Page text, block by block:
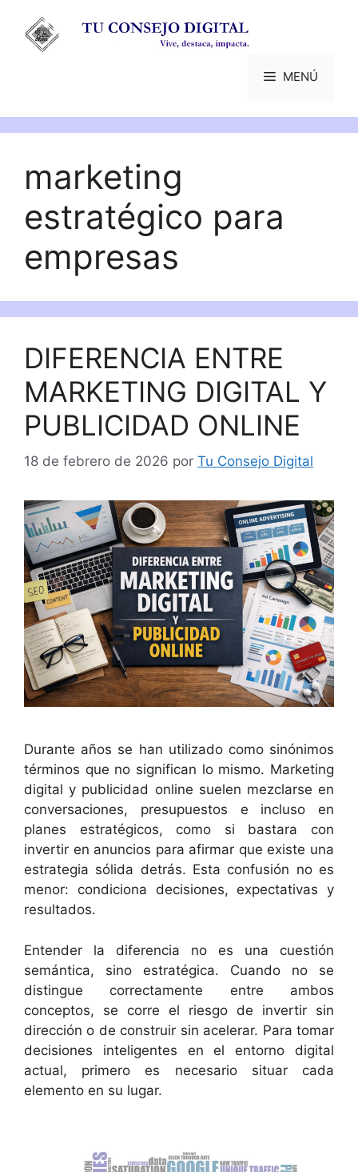
contenido
MENÚ
marketing
estratégico para
empresas
DIFERENCIA ENTRE
MARKETING DIGITAL Y
PUBLICIDAD ONLINE
18 de febrero de 2026 por Tu Consejo Digital
Durante años se han utilizado como sinónimos
términos que no significan lo mismo. Marketing
digital y publicidad online suelen mezclarse en
conversaciones, presupuestos e incluso en
planes estratégicos, como si bastara con
invertir en anuncios para afirmar que existe una
estrategia sólida detrás. Esta confusión no es
menor: condiciona decisiones, expectativas y
resultados.
Entender la diferencia no es una cuestión
semántica, sino estratégica. Cuando no se
distingue correctamente entre ambos
conceptos, se corre el riesgo de invertir sin
dirección o de construir sin acelerar. Para tomar
decisiones inteligentes en el entorno digital
actual, primero es necesario situar cada
elemento en su lugar.